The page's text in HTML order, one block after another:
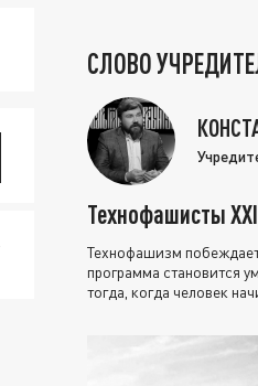
СЛОВО
Технофашисты
Технофашизм
программа становится
тогда, когда человек